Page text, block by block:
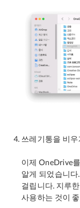
쓰레기통을 비우
이제 OneDrive
알게 되었습니
걸립니다. 지루
사용하는 것이